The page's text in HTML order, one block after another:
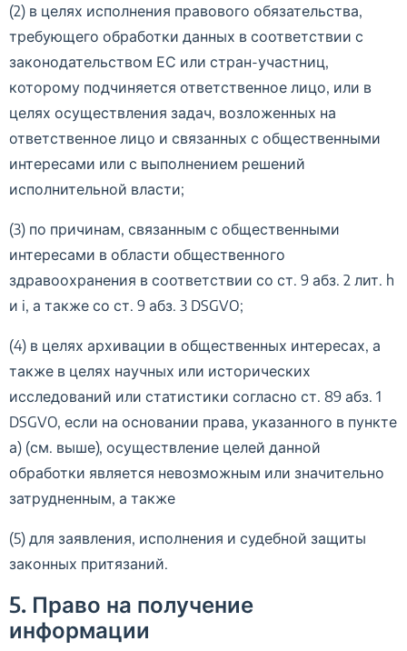
(2) в целях исполнения правового обязательства,
требующего обработки данных в соответствии с
законодательством ЕС или стран-участниц,
которому подчиняется ответственное лицо, или в
целях осуществления задач, возложенных на
ответственное лицо и связанных с общественными
интересами или с выполнением решений
исполнительной власти;
(3) по причинам, связанным с общественными
интересами в области общественного
здравоохранения в соответствии со ст. 9 абз. 2 лит. h
и i, а также со ст. 9 абз. 3 DSGVO;
(4) в целях архивации в общественных интересах, а
также в целях научных или исторических
исследований или статистики согласно ст. 89 абз. 1
DSGVO, если на основании права, указанного в пункте
а) (см. выше), осуществление целей данной
обработки является невозможным или значительно
затрудненным, а также
(5) для заявления, исполнения и судебной защиты
законных притязаний.
5. Право на получение
информации